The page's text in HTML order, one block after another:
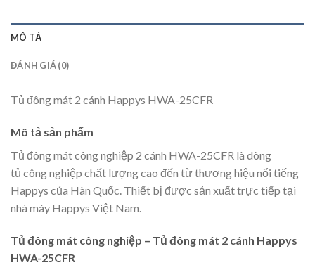
MÔ TẢ
ĐÁNH GIÁ (0)
Tủ đông mát 2 cánh Happys HWA-25CFR
Mô tả sản phẩm
Tủ đông mát công nghiệp 2 cánh HWA-25CFR là dòng
tủ công nghiệp chất lượng cao đến từ thương hiệu nổi tiếng
Happys của Hàn Quốc. Thiết bị được sản xuất trực tiếp tại
nhà máy Happys Việt Nam.
Tủ đông mát công nghiệp – Tủ đông mát 2 cánh Happys
HWA-25CFR